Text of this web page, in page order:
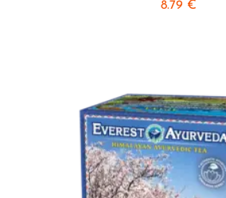
8.79 €